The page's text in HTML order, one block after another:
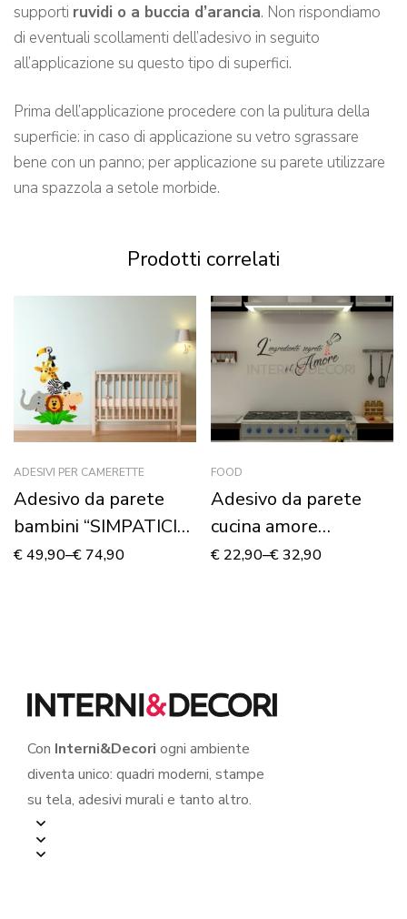
supporti ruvidi o a buccia d’arancia. Non rispondiamo
di eventuali scollamenti dell’adesivo in seguito
all’applicazione su questo tipo di superfici.
Prima dell’applicazione procedere con la pulitura della
superficie: in caso di applicazione su vetro sgrassare
bene con un panno; per applicazione su parete utilizzare
una spazzola a setole morbide.
Prodotti correlati
ADESIVI PER CAMERETTE
Adesivo da parete
bambini “SIMPATICI
ANIMALI” – Adesivo
€49,90–€ 74,90
FOOD
Adesivo da parete
cucina amore
“L’INGREDIENTE
€ 22,90–€32,90
Con Interni&Decori ogni ambiente
diventa unico: quadri moderni, stampe
su tela, adesivi murali e tanto altro.